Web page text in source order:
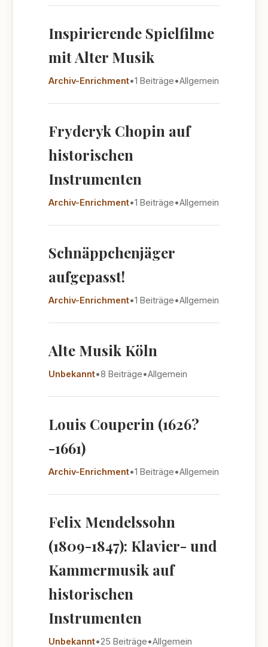
Inspirierende Spielfilme
mit Alter Musik
Archiv-Enrichment•1 Beiträge•Allgemein
Fryderyk Chopin auf
historischen
Instrumenten
Archiv-Enrichment•1 Beiträge•Allgemein
Schnäppchenjäger
aufgepasst!
Archiv-Enrichment•1 Beiträge•Allgemein
Alte Musik Köln
Unbekannt•8 Beiträge•Allgemein
Louis Couperin (1626?
-1661)
Archiv-Enrichment•1 Beiträge•Allgemein
Felix Mendelssohn
(1809-1847): Klavier- und
Kammermusik auf
historischen
Instrumenten
Unbekannt•25 Beiträge•Allgemein